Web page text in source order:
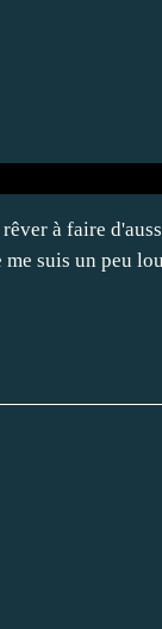
à faire
suis un peu